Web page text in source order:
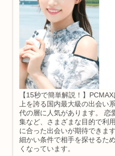
【15秒で簡単解説！】
上を誇る国内最大級の出会い
代の層に人気があります。 恋
集など、さまざまな目的で利
に合った出会いが期待できま
細かい条件で相手を探せるた
くなっています。